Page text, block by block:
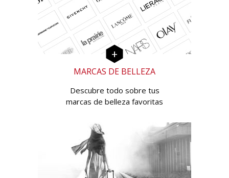
MARCAS DE BELLEZA
Descubre todo sobre tus
marcas de belleza favoritas